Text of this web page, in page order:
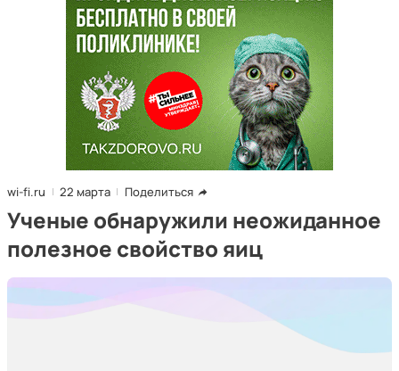
wi-fi.ru 22 марта Поделиться
Ученые обнаружили неожиданное
полезное свойство яиц